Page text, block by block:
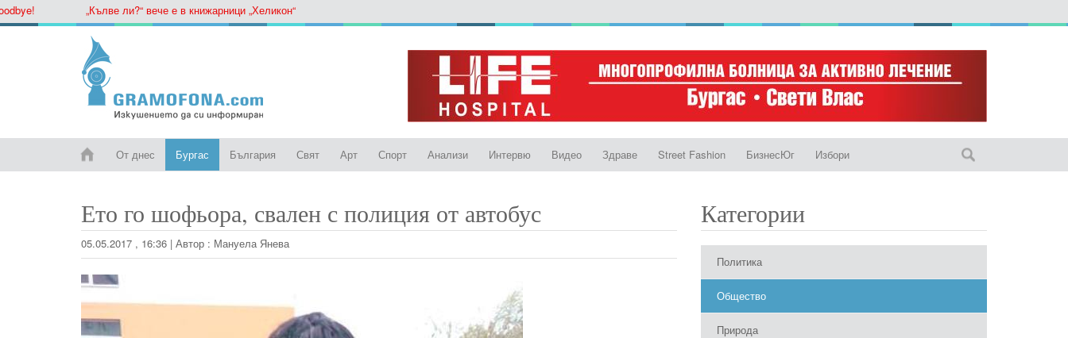
„Кълве ли?“ вече е в книжарници „Хеликон“
От днес Бургас България Свят Арт Спорт Анализи Интервю Видео Здраве Street Fashion БизнесЮг Избори
Ето го шофьора, свален с полиция от автобус
05.05.2017 , 16:36 | Автор : Мануела Янева
Категории
Политика
Общество
Природа